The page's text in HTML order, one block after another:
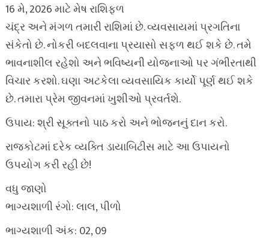
16 મે, 2026 માટે મેષ રાશિફળ
ચંદ્ર અને મંગળ તમારી રાશિમાં છે. વ્યવસાયમાં પ્રગતિના
સંકેતો છે. નોકરી બદલવાના પ્રયાસો સફળ થઈ શકે છે. તમે
ભાવનાશીલ રહેશો અને ભવિષ્યની યોજનાઓ પર ગંભીરતાથી
વિચાર કરશો. ઘણા અટકેલા વ્યવસાયિક કાર્યો પૂર્ણ થઈ શકે
છે. તમારા પ્રેમ જીવનમાં ખુશીઓ પ્રવર્તશે.
ઉપાય: શ્રી સૂક્તનો પાઠ કરો અને ભોજનનું દાન કરો.
રાજકોટમાં દરેક વ્યક્તિ ડાયાબિટીસ માટે આ ઉપાયનો
ઉપયોગ કરી રહી છે!
વધુ જાણો
ભાગ્યશાળી રંગો: લાલ, પીળો
ભાગ્યશાળી અંક: 02, 09